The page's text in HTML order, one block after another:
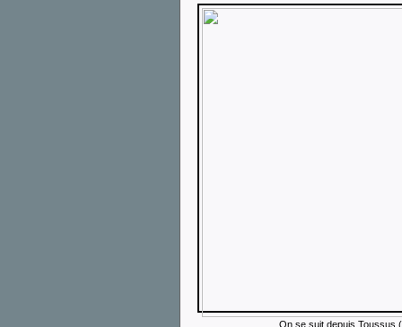
On se suit depuis Toussus